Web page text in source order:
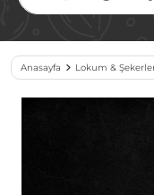
Anasayfa Lokum &